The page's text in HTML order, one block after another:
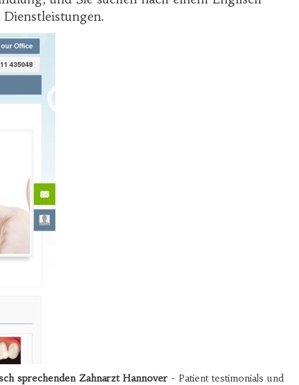
sprechenden Zahnarzt Hannover- Patient testimonials und